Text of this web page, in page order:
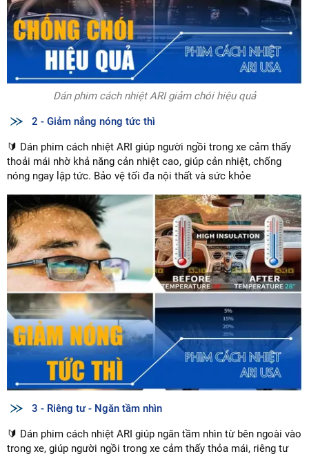
Dán phim cách nhiệt ARI giảm chói hiệu quả
2 - Giảm nắng nóng tức thì
🔰 Dán phim cách nhiệt ARI giúp người ngồi trong xe cảm thấy
thoải mái nhờ khả năng cản nhiệt cao, giúp cản nhiệt, chống
nóng ngay lập tức. Bảo vệ tối đa nội thất và sức khỏe
3 - Riêng tư - Ngăn tầm nhìn
🔰 Dán phim cách nhiệt ARI giúp ngăn tầm nhìn từ bên ngoài vào
trong xe, giúp người ngồi trong xe cảm thấy thỏa mái, riêng tư